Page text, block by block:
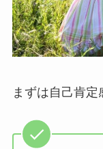
まずは自己肯定